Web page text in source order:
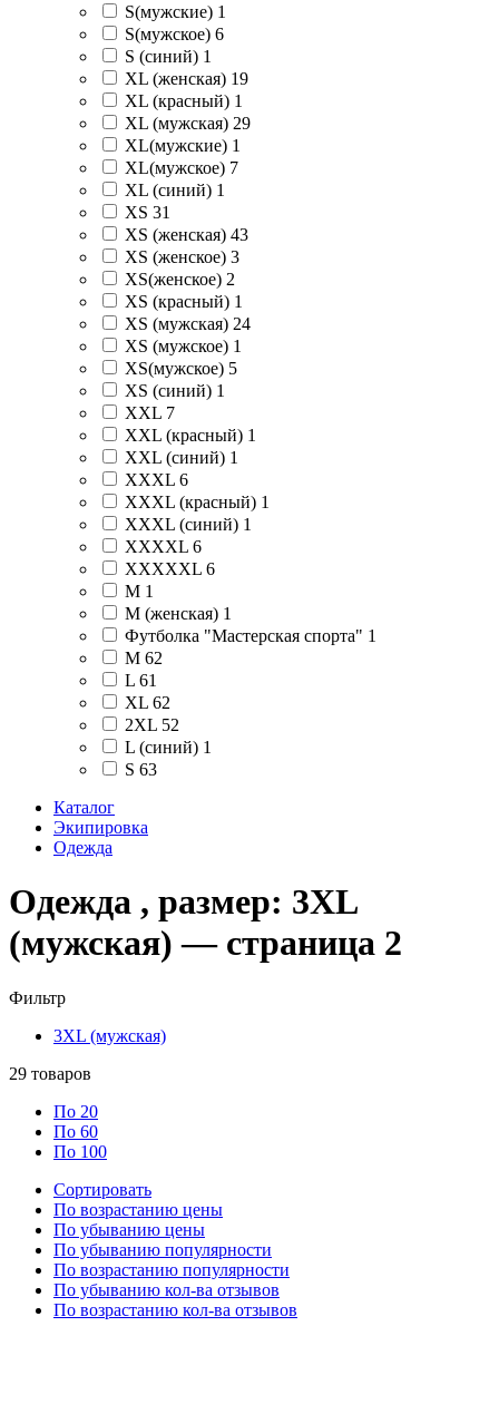
S(мужские) 1
S(мужское) 6
S (синий) 1
XL (женская) 19
XL (красный) 1
XL (мужская) 29
XL(мужские) 1
XL(мужское) 7
XL (синий) 1
XS 31
XS (женская) 43
XS (женское) 3
XS(женское) 2
XS (красный) 1
XS (мужская) 24
XS (мужское) 1
XS(мужское) 5
XS (синий) 1
XXL 7
XXL (красный) 1
XXL (синий) 1
XXXL 6
XXXL (красный) 1
XXXL (синий) 1
XXXXL 6
XXXXXL 6
М 1
М (женская) 1
Футболка "Мастерская спорта" 1
M 62
L 61
XL 62
2XL 52
L (синий) 1
S 63
Каталог
Экипировка
Одежда
Одежда , размер: 3XL
(мужская) — страница 2
Фильтр
3XL (мужская)
29 товаров
По 20
По 60
По 100
Сортировать
По возрастанию цены
По убыванию цены
По убыванию популярности
По возрастанию популярности
По убыванию кол-ва отзывов
По возрастанию кол-ва отзывов